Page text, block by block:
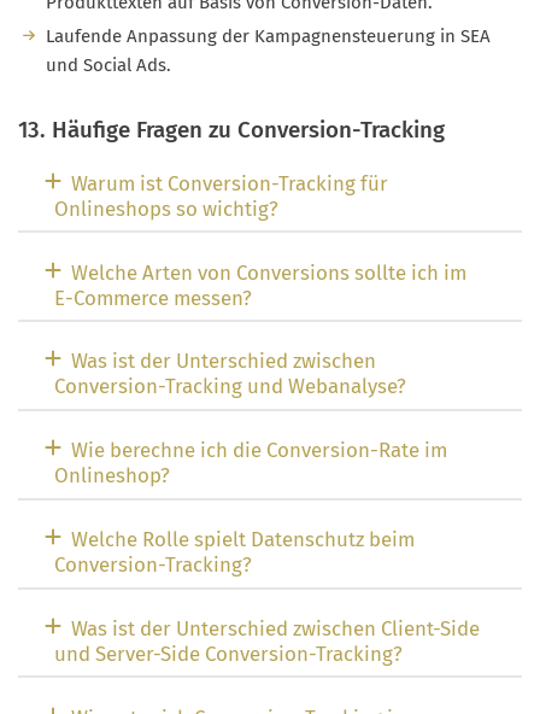
Laufende Anpassung der Kampagnensteuerung in SEA
und Social Ads.
13. Häufige Fragen zu Conversion-Tracking
Warum ist Conversion-Tracking für
Onlineshops so wichtig?
Welche Arten von Conversions sollte ich im
E-Commerce messen?
Was ist der Unterschied zwischen
Conversion-Tracking und Webanalyse?
Wie berechne ich die Conversion-Rate im
Onlineshop?
Welche Rolle spielt Datenschutz beim
Conversion-Tracking?
Was ist der Unterschied zwischen Client-Side
und Server-Side Conversion-Tracking?